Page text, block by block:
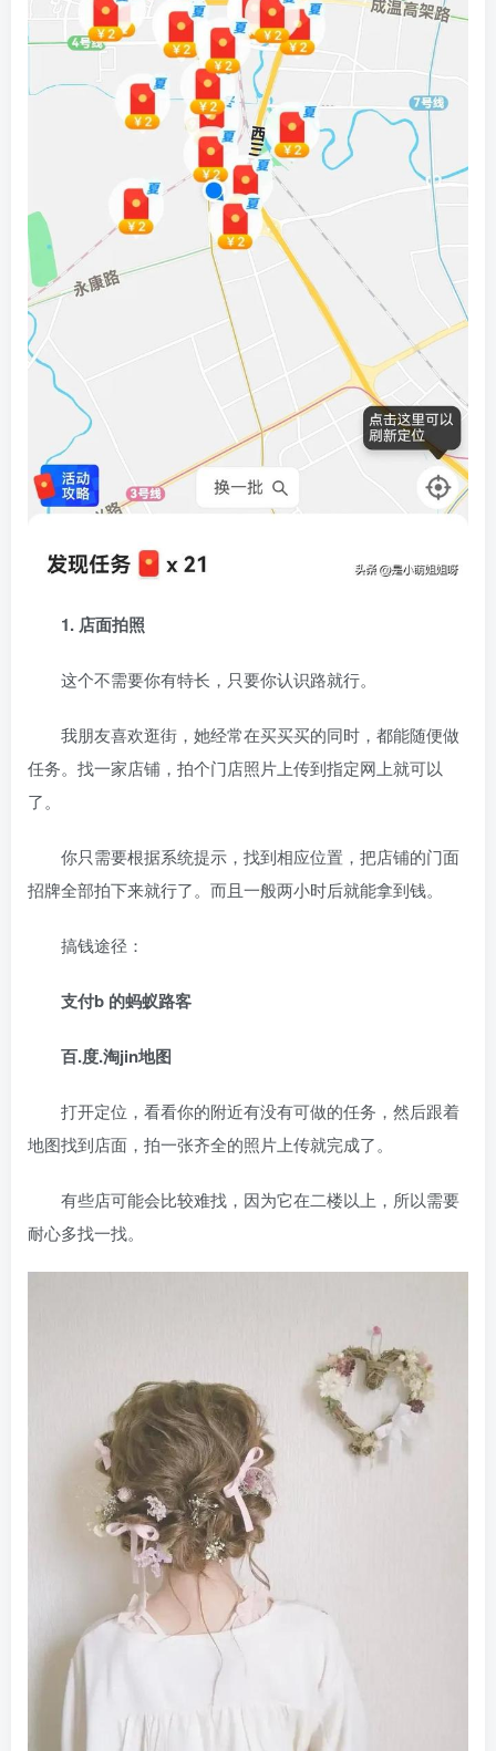
1. 店面拍照
这个不需要你有特长，只要你认识路就行。
我朋友喜欢逛街，她经常在买买买的同时，都能随便做
任务。找一家店铺，拍个门店照片上传到指定网上就可以
了。
你只需要根据系统提示，找到相应位置，把店铺的门面
招牌全部拍下来就行了。而且一般两小时后就能拿到钱。
搞钱途径：
支付b 的蚂蚁路客
百.度.淘jin地图
打开定位，看看你的附近有没有可做的任务，然后跟着
地图找到店面，拍一张齐全的照片上传就完成了。
有些店可能会比较难找，因为它在二楼以上，所以需要
耐心多找一找。